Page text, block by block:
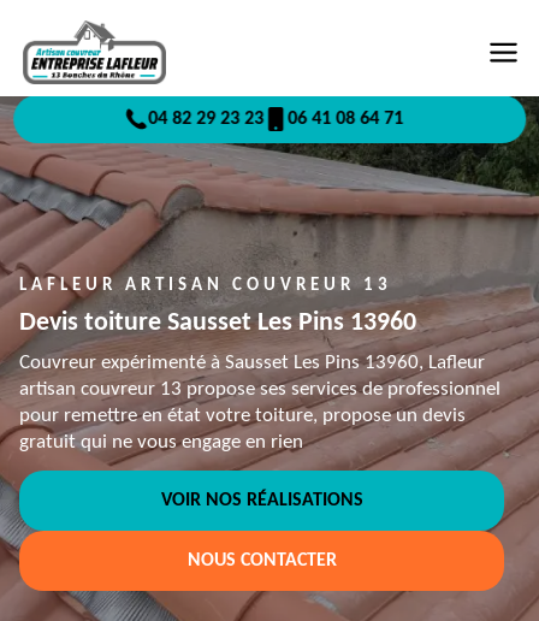
04 82 29 23 23 06 41 08 64 71
LAFLEUR ARTISAN COUVREUR 13
Devis toiture Sausset Les Pins 13960
Couvreur expérimenté à Sausset Les Pins 13960, Lafleur
artisan couvreur 13 propose ses services de professionnel
pour remettre en état votre toiture, propose un devis
gratuit qui ne vous engage en rien
VOIR NOS RÉALISATIONS
NOUS CONTACTER